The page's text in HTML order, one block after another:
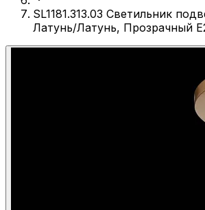
SL1181.313.03 Светильник
Латунь/Латунь, Прозрачный